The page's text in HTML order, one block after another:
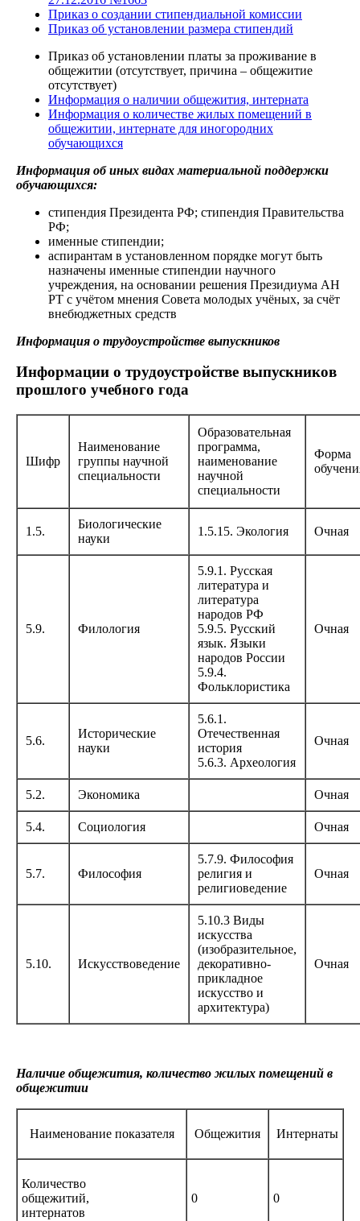
Приказ о создании стипендиальной комиссии
Приказ об установлении размера стипендий
Приказ об установлении платы за проживание в
общежитии (отсутствует, причина – общежитие
отсутствует)
Информация о наличии общежития, интерната
Информация о количестве жилых помещений в
общежитии, интернате для иногородних
обучающихся
Информация об иных видах материальной поддержки
обучающихся:
стипендия Президента РФ; стипендия Правительства
РФ;
именные стипендии;
аспирантам в установленном порядке могут быть
назначены именные стипендии научного
учреждения, на основании решения Президиума АН
РТ с учётом мнения Совета молодых учёных, за счёт
внебюджетных средств
Информация о трудоустройстве выпускников
Информации о трудоустройстве выпускников
прошлого учебного года
Шифр
Наименование
группы научной
специальности
Образовательная
программа,
наименование
научной
специальности
Форма
1.5.
Биологические
науки
1.5.15. Экология Очная
5.9. Филология
5.9.1. Русская
литература и
литература
народов РФ
5.9.5. Русский
язык. Языки
народов России
5.9.4.
Фольклористика
Очная
5.6.
Исторические
науки
5.6.1.
Отечественная
история
5.6.3. Археология
Очная
5.2. Экономика Очная
5.4. Социология Очная
5.7. Философия
5.7.9. Философия
религия и
религиоведение
Очная
5.10. Искусствоведение
5.10.3 Виды
искусства
(изобразительное,
декоративно-
прикладное
искусство и
архитектура)
Очная
Наличие общежития, количество жилых помещений в
общежитии
Наименование показателя Общежития Интернаты
Количество
общежитий,
интернатов
0 0